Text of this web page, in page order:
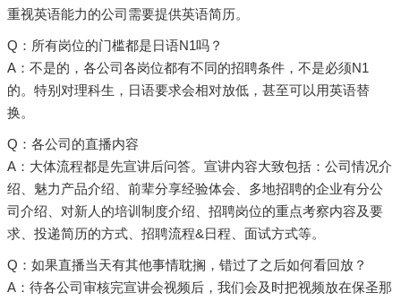
重视英语能力的公司需要提供英语简历。
Q：所有岗位的门槛都是日语N1吗？
A：不是的，各公司各岗位都有不同的招聘条件，不是必须N1
的。特别对理科生，日语要求会相对放低，甚至可以用英语替
换。
Q：各公司的直播内容
A：大体流程都是先宣讲后问答。宣讲内容大致包括：公司情况介
绍、魅力产品介绍、前辈分享经验体会、多地招聘的企业有分公
司介绍、对新人的培训制度介绍、招聘岗位的重点考察内容及要
求、投递简历的方式、招聘流程&日程、面试方式等。
Q：如果直播当天有其他事情耽搁，错过了之后如何看回放？
A：待各公司审核完宣讲会视频后，我们会及时把视频放在保圣那